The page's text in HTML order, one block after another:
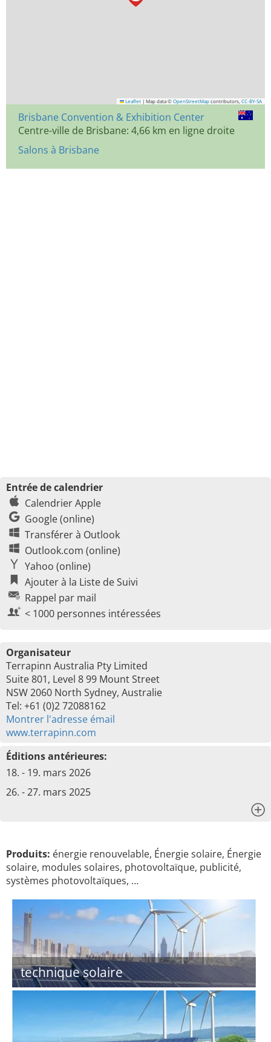
Leaflet | Map data © OpenStreetMap contributors, CC-BY-SA
Brisbane Convention & Exhibition Center
Centre-ville de Brisbane: 4,66 km en ligne droite
Salons à Brisbane
Entrée de calendrier
Calendrier Apple
Google (online)
Transférer à Outlook
Outlook.com (online)
Yahoo (online)
Ajouter à la Liste de Suivi
Rappel par mail
< 1000 personnes intéressées
Organisateur
Terrapinn Australia Pty Limited
Suite 801, Level 8 99 Mount Street
NSW 2060 North Sydney, Australie
Tel: +61 (0)2 72088162
Montrer l'adresse émail
www.terrapinn.com
Éditions antérieures:
18. - 19. mars 2026
26. - 27. mars 2025
Produits: énergie renouvelable, Énergie solaire, Énergie
solaire, modules solaires, photovoltaïque, publicité,
systèmes photovoltaïques, …
technique solaire